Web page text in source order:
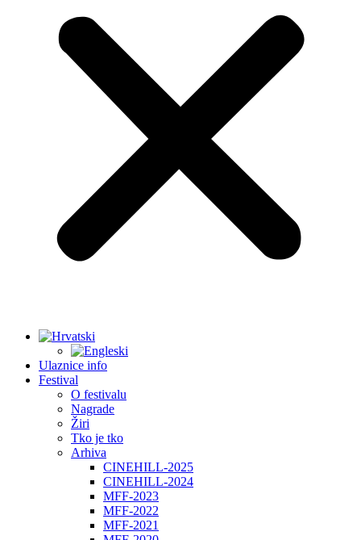
Ulaznice info
Festival
O festivalu
Nagrade
Žiri
Tko je tko
Arhiva
CINEHILL-2025
CINEHILL-2024
MFF-2023
MFF-2022
MFF-2021